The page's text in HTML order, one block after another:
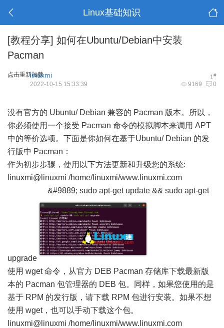
Linux基础知识
[教程分享] 如何在Ubuntu/Debian中安装
Pacman
点击重新加载 1#
linuxmi
9169 0
2022-10-15 15:33:39
没有官方的 Ubuntu/ Debian 兼容的 Pacman 版本。所以，
你必须使用一个接受 Pacman 命令的模拟脚本来调用 APT
中的等价选项。下面是你如何在基于Ubuntu/ Debian 的发
行版中 Pacman：
作为初步步骤，使用以下方法更新和升级您的系统:
linuxmi@linuxmi /home/linuxmi/www.linuxmi.com
&#9889; sudo apt-get update && sudo apt-get
upgrade
使用 wget 命令，从官方 DEB Pacman 存储库下载最新版
本的 Pacman 包管理器的 DEB 包。同样，如果您使用的是
基于 RPM 的发行版，请下载 RPM 包进行安装。如果不想
使用 wget，也可以手动下载这个包。
linuxmi@linuxmi /home/linuxmi/www.linuxmi.com